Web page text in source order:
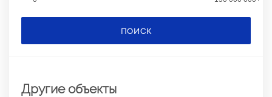
ПОИСК
Другие объекты